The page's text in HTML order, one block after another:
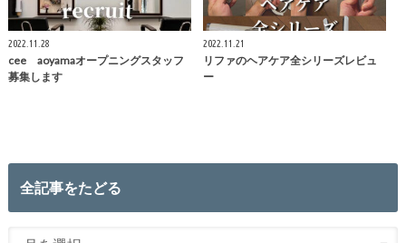
2022.11.28
cee aoyamaオープニングスタッフ
募集します
2022.11.21
リファのヘアケア全シリーズレビュ
ー
全記事をたどる